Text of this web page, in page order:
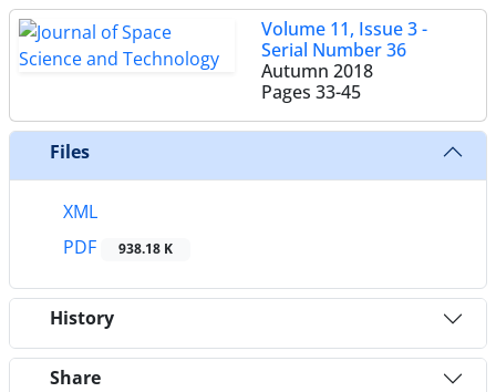
Volume 11, Issue 3 -
Serial Number 36
Autumn 2018
Pages 33-45
Files
XML
PDF
938.18 K
History
Share